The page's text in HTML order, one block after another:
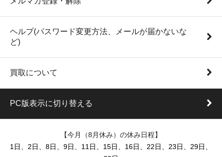
ヘルプ(パスワード変更方法、メールが届かないな
ど)
買取について
PC版表示に切り替える
【今月（8月休み）の休み日程】
1日、2日、8日、9日、11日、15日、16日、22日、23日、29日、